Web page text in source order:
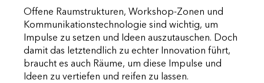
Offene Raumstrukturen, Workshop-Zonen und
Kommunikationstechnologie sind wichtig, um
Impulse zu setzen und Ideen auszutauschen. Doch
damit das letztendlich zu echter Innovation führt,
braucht es auch Räume, um diese Impulse und
Ideen zu vertiefen und reifen zu lassen.